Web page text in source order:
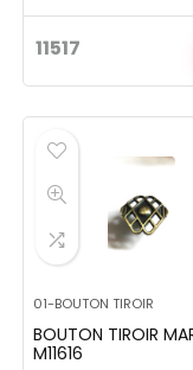
11517
01-BOUTON TIROIR
BOUTON TIROIR
M11616